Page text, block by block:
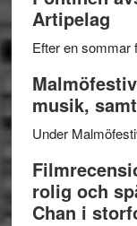
Artipelag
Efter en
musik,
Under
rolig och
Chan i